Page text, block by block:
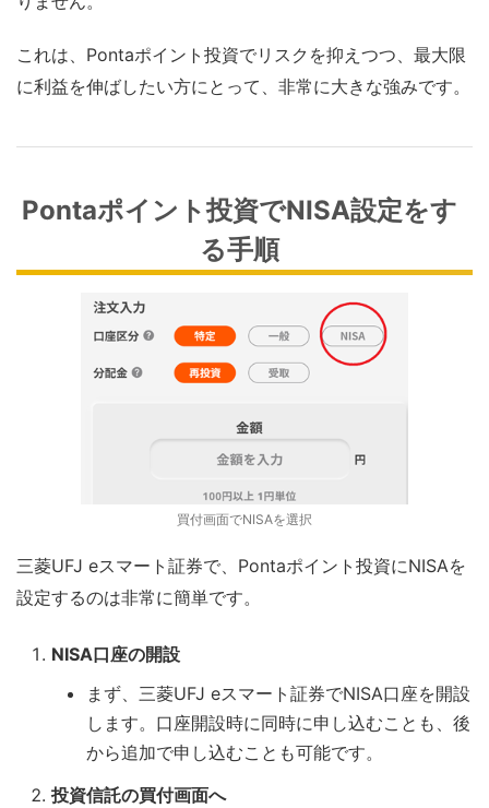
これは、Pontaポイント投資でリスクを抑えつつ、最大限
に利益を伸ばしたい方にとって、非常に大きな強みです。
Pontaポイント投資でNISA設定をす
る手順
買付画面でNISAを選択
三菱UFJ eスマート証券で、Pontaポイント投資にNISAを
設定するのは非常に簡単です。
NISA口座の開設
まず、三菱UFJ eスマート証券でNISA口座を開設
します。口座開設時に同時に申し込むことも、後
から追加で申し込むことも可能です。
投資信託の買付画面へ